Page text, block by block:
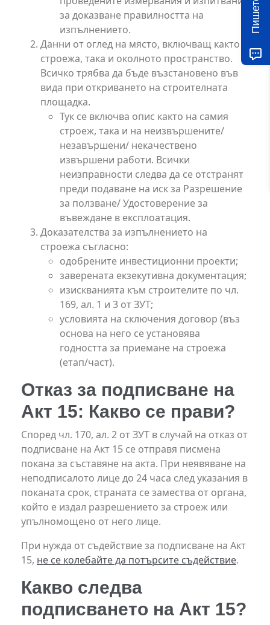
за доказване правилността на
изпълнението.
Данни от оглед на място, включващ както
строежа, така и околното пространство.
Всичко трябва да бъде възстановено във
вида при откриването на строителната
площадка.
Тук се включва опис както на самия
строеж, така и на неизвършените/
незавършени/ некачествено
извършени работи. Всички
неизправности следва да се отстранят
преди подаване на иск за Разрешение
за ползване/ Удостоверение за
въвеждане в експлоатация.
Доказателства за изпълнението на
строежа съгласно:
одобрените инвестиционни проекти;
заверената екзекутивна документация;
изискванията към строителите по чл.
169, ал. 1 и 3 от ЗУТ;
условията на сключения договор (въз
основа на него се установява
годността за приемане на строежа
(етап/част).
Отказ за подписване на
Акт 15: Какво се прави?
Според чл. 170, ал. 2 от ЗУТ в случай на отказ от
подписване на Акт 15 се отправя писмена
покана за съставяне на акта. При неявяване на
неподписалото лице до 24 часа след указания в
поканата срок, страната се замества от органа,
който е издал разрешението за строеж или
упълномощено от него лице.
При нужда от съдействие за подписване на Акт
15, не се колебайте да потърсите съдействие.
Какво следва
подписването на Акт 15?